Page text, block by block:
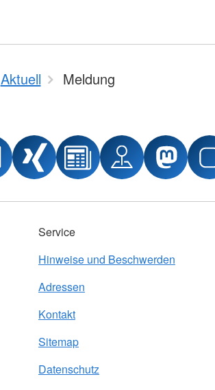
Aktuell Meldung
Service
Hinweise und Beschwerden
Adressen
Kontakt
Sitemap
Datenschutz